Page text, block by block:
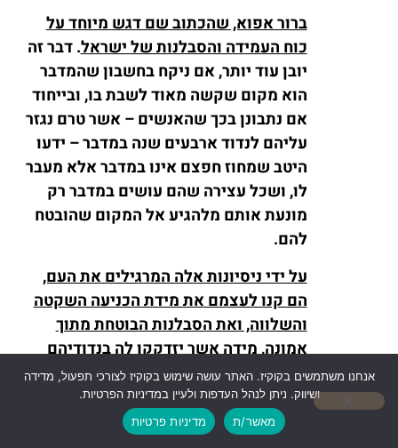
ברור אפוא, שהכתוב שם דגש מיוחד על
כוח העמידה והסבלנות של ישראל. דבר זה
יובן עוד יותר, אם ניקח בחשבון שהמדבר
הוא מקום שקשה מאוד לשבת בו, ובייחוד
אם נתבונן בכך שהאנשים – אשר טרם נגזר
עליהם לנדוד ארבעים שנה במדבר – ידעו
היטב שמחוז חפצם אינו במדבר אלא מעבר
לו, ושכל עצירה שהם עושים במדבר רק
מונעת אותם מלהגיע אל המקום שהובטח
להם.
על ידי ניסיונות אלה המרגילים את העם,
הם קנו לעצמם את מידת הכניעה השקטה
והשלווה, ואת הסבלנות הבוטחת מתוך
אמונה, מידה אשר יזדקקו לה בנדודיהם
ב'מדבר העמים' (יחזקאל כ, לה). במשך
מאות כה רבות של שנות גלות. על מידה
טובה זו אמר הנביא: אִם־יִתְמַהְמַהּ חַכֵּה־לוֹ'
אנחנו משתמשים בקוקיז. האתר עושה שימוש בקוקיז לצורכי תפעול, מדידה
ושיווק. ניתן לנהל העדפות ולעיין במדיניות הפרטיות.
מאשר/ת
מדיניות פרטיות